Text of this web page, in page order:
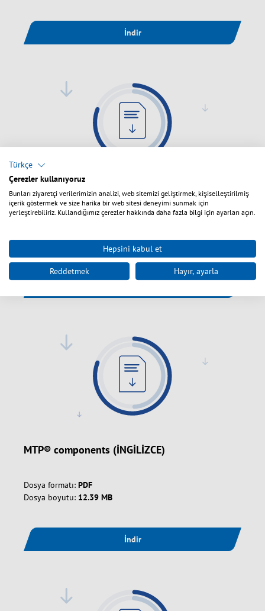
İndir
FTTH - Fiber to the Home (İNGİLİZCE)
3.07 MB
MTP® components (İNGİLİZCE)
Dosya formatı: PDF
Dosya boyutu: 12.39 MB
İndir
Türkçe
Çerezler kullanıyoruz
Bunları ziyaretçi verilerimizin analizi, web sitemizi geliştirmek, kişiselleştirilmiş
içerik göstermek ve size harika bir web sitesi deneyimi sunmak için
yerleştirebiliriz. Kullandığımız çerezler hakkında daha fazla bilgi için ayarları açın.
Hepsini kabul et
Reddetmek Hayır, ayarla